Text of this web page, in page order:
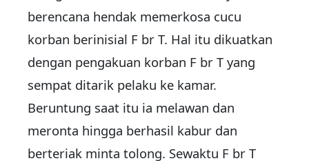
berencana hendak memerkosa cucu
korban berinisial F br T. Hal itu dikuatkan
dengan pengakuan korban F br T yang
sempat ditarik pelaku ke kamar.
Beruntung saat itu ia melawan dan
meronta hingga berhasil kabur dan
berteriak minta tolong. Sewaktu F br T